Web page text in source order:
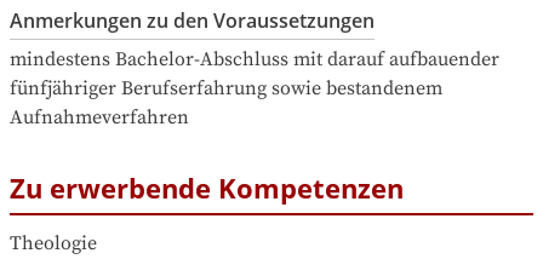
Anmerkungen zu den Voraussetzungen
mindestens Bachelor-Abschluss mit darauf aufbauender
fünfjähriger Berufserfahrung sowie bestandenem
Aufnahmeverfahren
Zu erwerbende Kompetenzen
Theologie